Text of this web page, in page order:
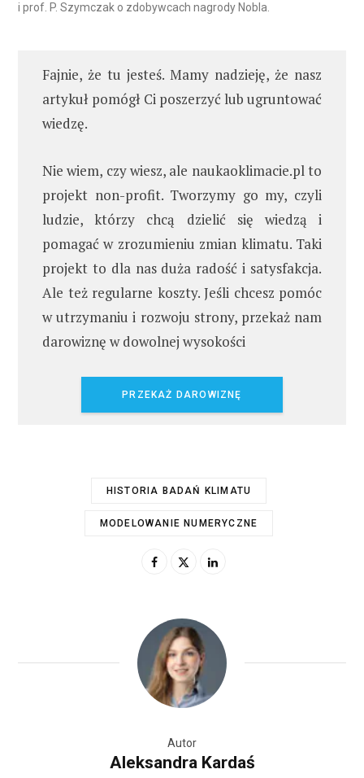
i prof. P. Szymczak o zdobywcach nagrody Nobla.
Fajnie, że tu jesteś. Mamy nadzieję, że nasz
artykuł pomógł Ci poszerzyć lub ugruntować
wiedzę.
Nie wiem, czy wiesz, ale naukaoklimacie.pl to
projekt non-profit. Tworzymy go my, czyli
ludzie, którzy chcą dzielić się wiedzą i
pomagać w zrozumieniu zmian klimatu. Taki
projekt to dla nas duża radość i satysfakcja.
Ale też regularne koszty. Jeśli chcesz pomóc
w utrzymaniu i rozwoju strony, przekaż nam
darowiznę w dowolnej wysokości
PRZEKAŻ DAROWIZNĘ
HISTORIA BADAŃ KLIMATU
MODELOWANIE NUMERYCZNE
Autor
Aleksandra Kardaś